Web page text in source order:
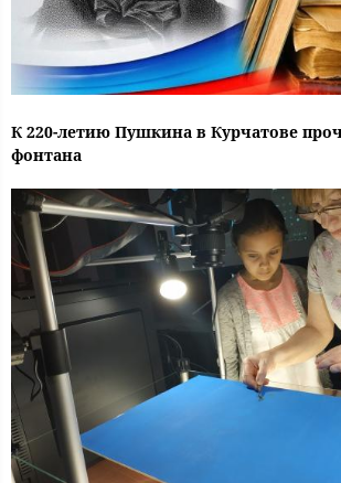
К 220-летию Пушкина в Курчатове
фонтана